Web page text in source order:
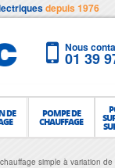
depuis 1976
Nous
01 39
DE POMPE DE
CHAUFFAGE
simple à variation